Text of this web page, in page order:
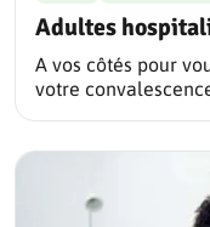
Adultes
A vos côtés pour
votre